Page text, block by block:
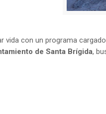
vida con un programa
de Santa Brígida,